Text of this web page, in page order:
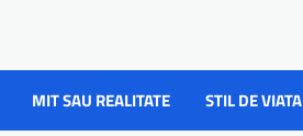
MIT SAU REALITATE STIL DE VIATA